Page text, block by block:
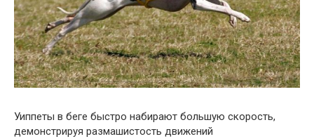
Уиппеты в беге быстро набирают большую скорость,
демонстрируя размашистость движений